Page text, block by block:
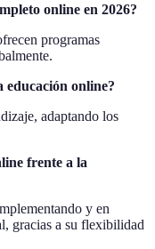
online en 2026?
programas
educación online?
adaptando los
frente a la
y en
gracias a su flexibilidad